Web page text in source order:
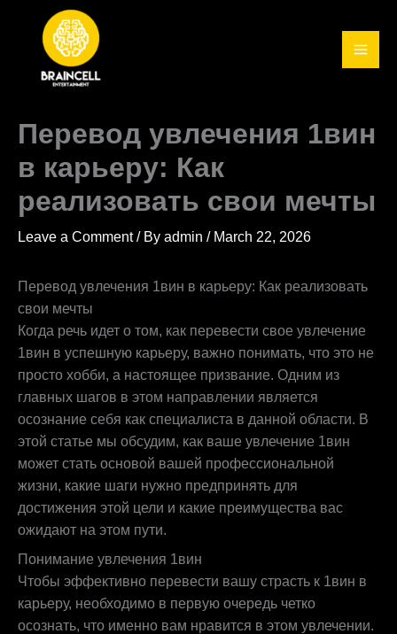
content
Перевод увлечения 1вин
в карьеру: Как
реализовать свои мечты
Leave a Comment / By admin / March 22, 2026
Перевод увлечения 1вин в карьеру: Как реализовать
свои мечты
Когда речь идет о том, как перевести свое увлечение
1вин в успешную карьеру, важно понимать, что это не
просто хобби, а настоящее призвание. Одним из
главных шагов в этом направлении является
осознание себя как специалиста в данной области. В
этой статье мы обсудим, как ваше увлечение 1вин
может стать основой вашей профессиональной
жизни, какие шаги нужно предпринять для
достижения этой цели и какие преимущества вас
ожидают на этом пути.
Понимание увлечения 1вин
Чтобы эффективно перевести вашу страсть к 1вин в
карьеру, необходимо в первую очередь четко
осознать, что именно вам нравится в этом увлечении.